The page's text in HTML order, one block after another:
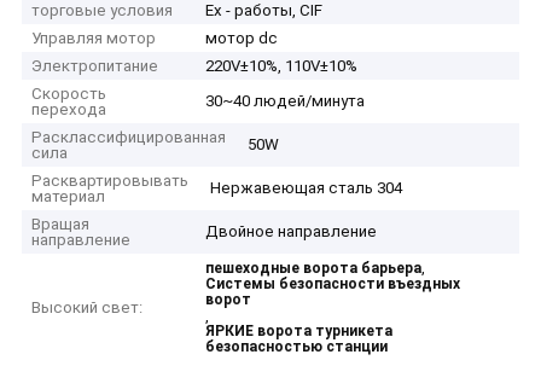
торговые условия
Ex - работы, CIF
Управляя мотор
мотор dc
Электропитание
220V±10%, 110V±10%
Скорость
перехода
30~40 людей/минута
Расклассифицированная
сила
50W
Расквартировывать
материал
Нержавеющая сталь 304
Вращая
направление
Двойное направление
Высокий свет:
пешеходные ворота барьера,
Системы безопасности въездных
ворот
,
ЯРКИЕ ворота турникета
безопасностью станции